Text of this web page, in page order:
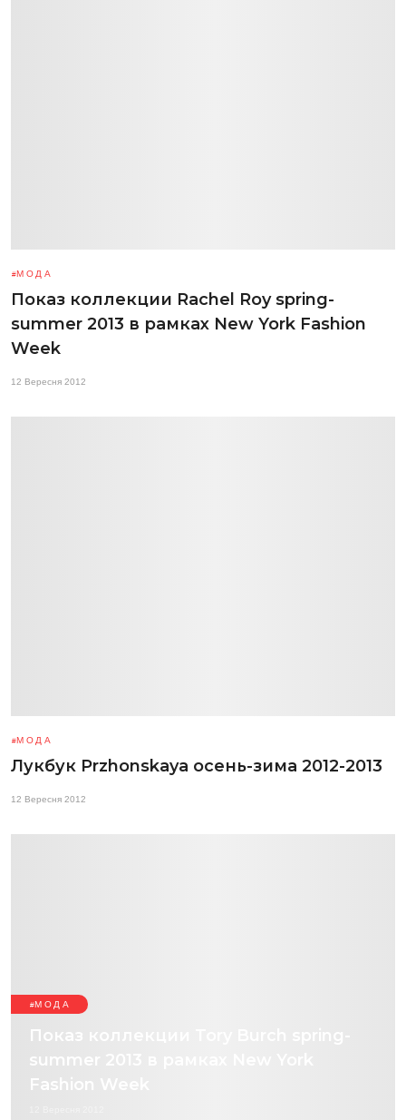
МОДА
Показ коллекции Rachel Roy spring-
summer 2013 в рамках New York Fashion
Week
12 Вересня 2012
МОДА
Лукбук Przhonskaya осень-зима 2012-2013
12 Вересня 2012
МОДА
Показ коллекции Tory Burch spring-
summer 2013 в рамках New York
Fashion Week